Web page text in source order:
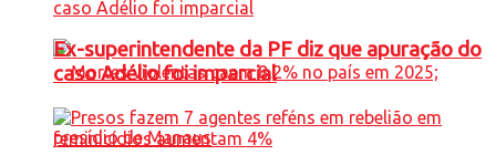
Ex-superintendente da PF diz que apuração do
caso Adélio foi imparcial